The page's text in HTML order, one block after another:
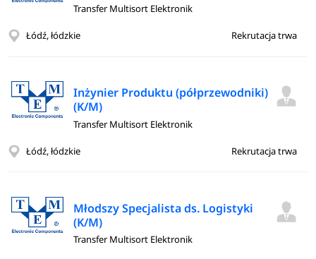
Transfer Multisort Elektronik
Łódź, łódzkie Rekrutacja trwa
Inżynier Produktu (półprzewodniki)
(K/M)
Transfer Multisort Elektronik
Łódź, łódzkie Rekrutacja trwa
Młodszy Specjalista ds. Logistyki
(K/M)
Transfer Multisort Elektronik